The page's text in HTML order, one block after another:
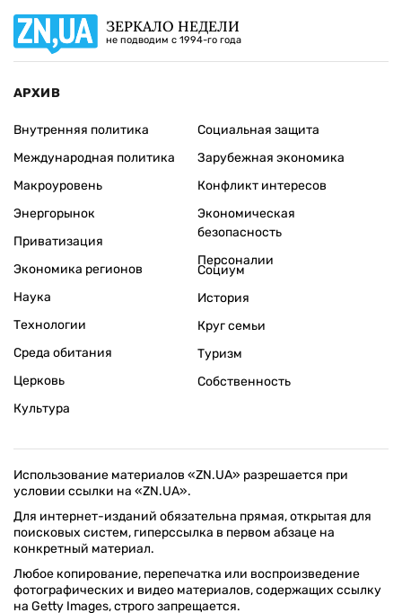
ЗЕРКАЛО НЕДЕЛИ
не подводим с 1994-го года
АРХИВ
Внутренняя политика
Международная политика
Макроуровень
Энергорынок
Приватизация
Экономика регионов
Социальная защита
Зарубежная экономика
Конфликт интересов
Экономическая
безопасность
Персоналии
Наука
Технологии
Среда обитания
Церковь
Культура
Социум
История
Круг семьи
Туризм
Собственность
Использование материалов «ZN.UA» разрешается при
условии ссылки на «ZN.UA».
Для интернет-изданий обязательна прямая, открытая для
поисковых систем, гиперссылка в первом абзаце на
конкретный материал.
Любое копирование, перепечатка или воспроизведение
фотографических и видео материалов, содержащих ссылку
на Getty Images, строго запрещается.